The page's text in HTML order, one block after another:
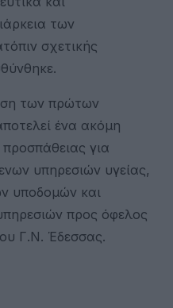
των
σχετικής
των πρώτων
ένα ακόμη
για
υπηρεσιών υγείας,
υποδομών και
προς όφελος
Γ.Ν. Έδεσσας.